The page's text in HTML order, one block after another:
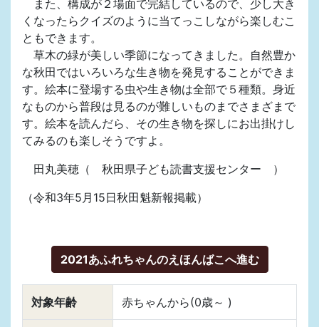
また、構成が２場面で完結しているので、少し大き
くなったらクイズのように当てっこしながら楽しむこ
ともできます。
草木の緑が美しい季節になってきました。自然豊か
な秋田ではいろいろな生き物を発見することができま
す。絵本に登場する虫や生き物は全部で５種類。身近
なものから普段は見るのが難しいものまでさまざまで
す。絵本を読んだら、その生き物を探しにお出掛けし
てみるのも楽しそうですよ。
田丸美穂（ 秋田県子ども読書支援センター ）
（令和3年5月15日秋田魁新報掲載）
2021あふれちゃんのえほんばこへ進む
対象年齢 赤ちゃんから(0歳～ )